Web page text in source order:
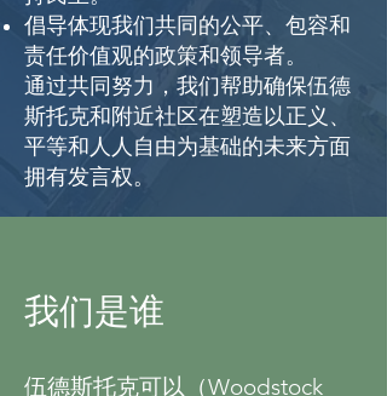
倡导体现我们共同的公平、包容和
责任价值观的政策和领导者。
通过共同努力，我们帮助确保伍德
斯托克和附近社区在塑造以正义、
平等和人人自由为基础的未来方面
拥有发言权。
我们是谁
伍德斯托克可以（Woodstock